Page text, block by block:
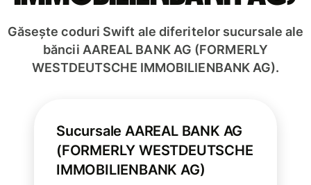
Găsește coduri Swift ale diferitelor sucursale ale
băncii AAREAL BANK AG (FORMERLY
WESTDEUTSCHE IMMOBILIENBANK AG).
Sucursale AAREAL BANK AG
(FORMERLY WESTDEUTSCHE
IMMOBILIENBANK AG)